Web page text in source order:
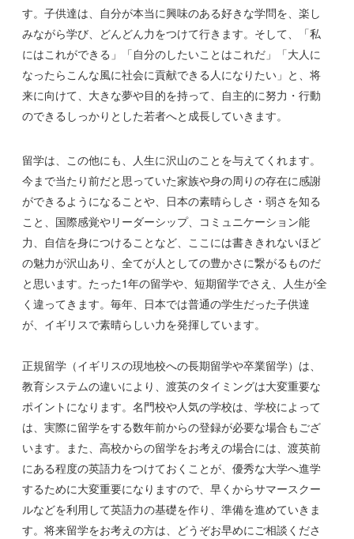
す。子供達は、自分が本当に興味のある好きな学問を、楽し
みながら学び、どんどん力をつけて行きます。そして、「私
にはこれができる」「自分のしたいことはこれだ」「大人に
なったらこんな風に社会に貢献できる人になりたい」と、将
来に向けて、大きな夢や目的を持って、自主的に努力・行動
のできるしっかりとした若者へと成長していきます。
留学は、この他にも、人生に沢山のことを与えてくれます。
今まで当たり前だと思っていた家族や身の周りの存在に感謝
ができるようになることや、日本の素晴らしさ・弱さを知る
こと、国際感覚やリーダーシップ、コミュニケーション能
力、自信を身につけることなど、ここには書ききれないほど
の魅力が沢山あり、全てが人としての豊かさに繋がるものだ
と思います。たった1年の留学や、短期留学でさえ、人生が全
く違ってきます。毎年、日本では普通の学生だった子供達
が、イギリスで素晴らしい力を発揮しています。
正規留学（イギリスの現地校への長期留学や卒業留学）は、
教育システムの違いにより、渡英のタイミングは大変重要な
ポイントになります。名門校や人気の学校は、学校によって
は、実際に留学をする数年前からの登録が必要な場合もござ
います。また、高校からの留学をお考えの場合には、渡英前
にある程度の英語力をつけておくことが、優秀な大学へ進学
するために大変重要になりますので、早くからサマースクー
ルなどを利用して英語力の基礎を作り、準備を進めていきま
す。将来留学をお考えの方は、どうぞお早めにご相談くださ